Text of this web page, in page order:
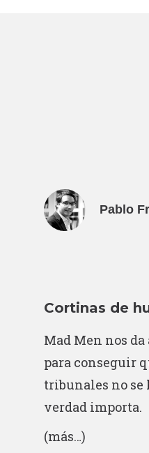
Pablo
Cortinas de
Mad Men nos
para conseguir
tribunales no se
verdad importa.
(más…)